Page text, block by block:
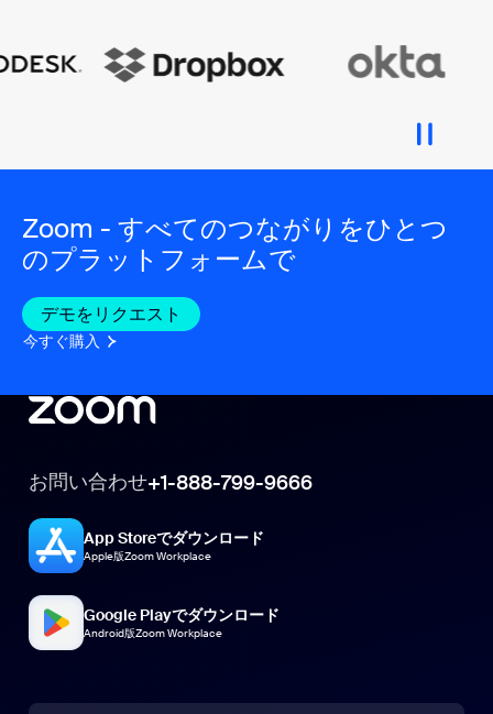
Zoom - すべてのつながりをひとつ
のプラットフォームで
デモをリクエスト
今すぐ購入
お問い合わせ+1-888-799-9666
App Storeでダウンロード
Apple版Zoom Workplace
Google Playでダウンロード
Android版Zoom Workplace